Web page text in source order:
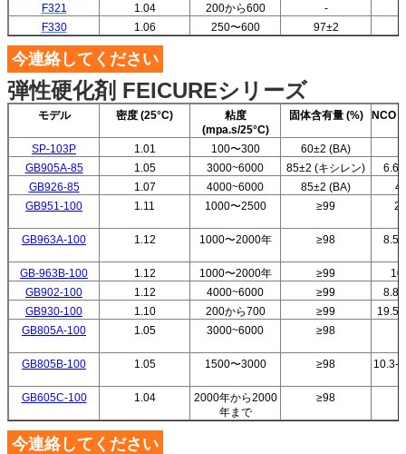
F321
1.04 200から600
-
F330
1.06 250〜600 97±2
今連絡してください
弾性硬化剤 FEICUREシリーズ
モデル 密度 (25°C)
粘度
(mpa.s/25°C)
固体含有量 (%) NCO
SP-103P 1.01 100〜300 60±2 (BA)
GB905A-85
1.05 3000~6000 85±2 (キシレン)
6.6-
GB926-85
1.07 4000~6000 85±2 (BA)
GB951-100
1.11 1000〜2500 ≥99
GB963A-100 1.12 1000〜2000年 ≥98 8.5-
GB-963B-100 1.12 1000〜2000年 ≥99
GB902-100
1.12 4000~6000 ≥99
8.8-
GB930-100
1.10 200から700 ≥99
19.5-
GB805A-100
1.05 3000~6000 ≥98
GB805B-100 1.05 1500〜3000 ≥98 10.3-
GB605C-100 1.04
2000年から2000
年まで
≥98
今連絡してください